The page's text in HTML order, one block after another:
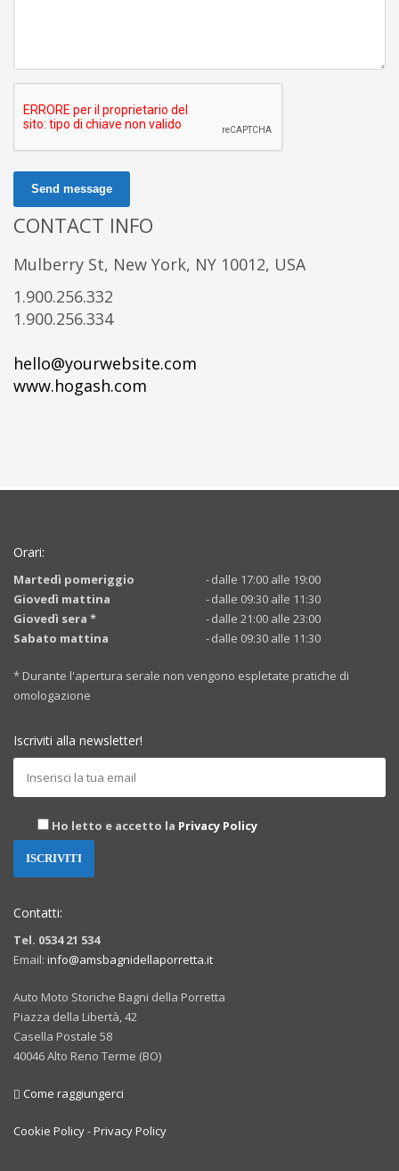
Send message
CONTACT INFO
Mulberry St, New York, NY 10012, USA
1.900.256.332
1.900.256.334
hello@yourwebsite.com
www.hogash.com
Orari:
Martedì pomeriggio -dalle 17:00 alle 19:00
Giovedì mattina
-dalle 09:30 alle 11:30
Giovedì sera *
-dalle 21:00 alle 23:00
Sabato mattina
-dalle 09:30 alle 11:30
* Durante l'apertura serale non vengono espletate pratiche di
omologazione
Iscriviti alla newsletter!
Ho letto e accetto la Privacy Policy
Contatti:
Tel. 0534 21 534
Email: info@amsbagnidellaporretta.it
Auto Moto Storiche Bagni della Porretta
Piazza della Libertà, 42
Casella Postale 58
40046 Alto Reno Terme (BO)
Come raggiungerci
Cookie Policy-Privacy Policy